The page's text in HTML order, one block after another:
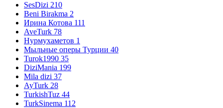
SesDizi 210
Beni Birakma 2
Ирина Котова 111
AveTurk 78
Нурмухаметов 1
Мыльные оперы Турции 40
Turok1990 35
DiziMania 199
Mila dizi 37
AyTurk 28
TurkishTuz 44
TurkSinema 112